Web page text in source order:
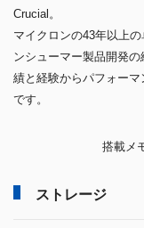
Crucial。
マイクロンの43年以上
ンシューマー製品開発
績と経験からパフォー
です。
搭載メ
ストレージ